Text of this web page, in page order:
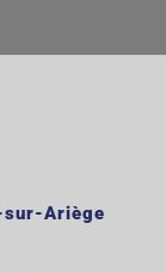
sur-Ariège